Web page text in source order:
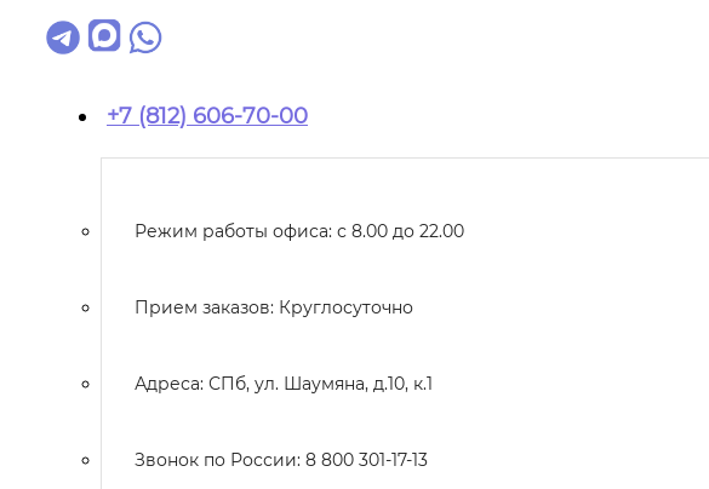
+7 (812) 606-70-00
Режим работы офиса: с 8.00 до 22.00
Прием заказов: Круглосуточно
Адреса: СПб, ул. Шаумяна, д.10, к.1
Звонок по России: 8 800 301-17-13